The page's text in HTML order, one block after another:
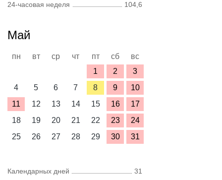
24-часовая неделя
104,6
Май
пн вт ср чт пт сб
вс
1
2
3
4
5 6 7 8 9
10
11
12 13 14 15 16
17
18
19 20 21 22 23
24
25
26 27 28 29 30 31
Календарных дней
31